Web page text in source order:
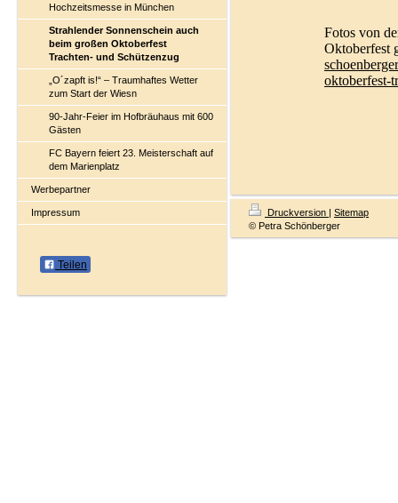
Hochzeitsmesse in München
Strahlender Sonnenschein auch
beim großen Oktoberfest
Trachten- und Schützenzug
„O´zapft is!“ – Traumhaftes Wetter
zum Start der Wiesn
90-Jahr-Feier im Hofbräuhaus mit 600
Gästen
FC Bayern feiert 23. Meisterschaft auf
dem Marienplatz
Werbepartner
Impressum
Teilen
Fotos von
Oktoberfest
oktoberfest-
Druckversion | Sitemap
© Petra Schönberger